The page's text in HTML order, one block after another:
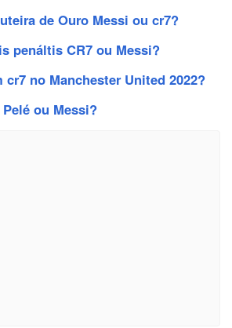
de Ouro Messi ou cr7?
penáltis CR7 ou Messi?
no Manchester United 2022?
ou Messi?